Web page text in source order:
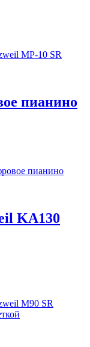
пианино
KA130